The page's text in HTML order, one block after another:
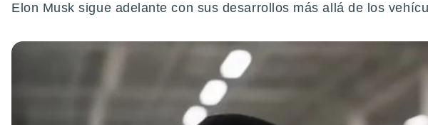
Elon Musk sigue adelante con sus desarrollos más allá de los